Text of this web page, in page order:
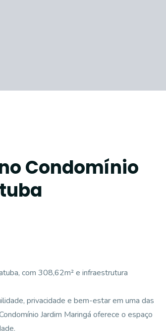
Condomínio
com 308,62m² e infraestrutura
privacidade e bem-estar em uma das
Jardim Maringá oferece o espaço